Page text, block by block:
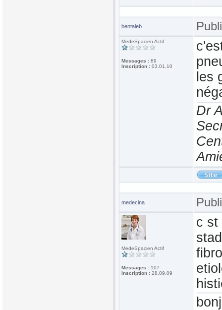
bentaleb
MedeSpacien Actif
Messages : 89
Inscription : 03.01.10
les
Dr
medecina
MedeSpacien Actif
Messages : 107
Inscription : 28.09.09
c st